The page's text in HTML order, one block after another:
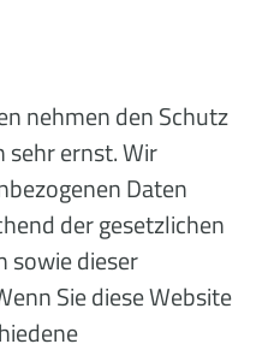
nehmen den Schutz
sehr ernst. Wir
Daten
der gesetzlichen
sowie dieser
Sie diese Website